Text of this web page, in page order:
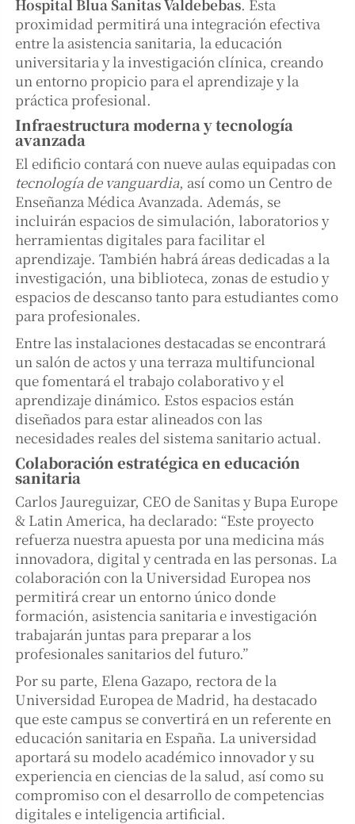
Hospital Blua Sanitas Valdebebas. Esta
proximidad permitirá una integración efectiva
entre la asistencia sanitaria, la educación
universitaria y la investigación clínica, creando
un entorno propicio para el aprendizaje y la
práctica profesional.
Infraestructura moderna y tecnología
avanzada
El edificio contará con nueve aulas equipadas con
tecnología de vanguardia, así como un Centro de
Enseñanza Médica Avanzada. Además, se
incluirán espacios de simulación, laboratorios y
herramientas digitales para facilitar el
aprendizaje. También habrá áreas dedicadas a la
investigación, una biblioteca, zonas de estudio y
espacios de descanso tanto para estudiantes como
para profesionales.
Entre las instalaciones destacadas se encontrará
un salón de actos y una terraza multifuncional
que fomentará el trabajo colaborativo y el
aprendizaje dinámico. Estos espacios están
diseñados para estar alineados con las
necesidades reales del sistema sanitario actual.
Colaboración estratégica en educación
sanitaria
Carlos Jaureguizar, CEO de Sanitas y Bupa Europe
& Latin America, ha declarado: “Este proyecto
refuerza nuestra apuesta por una medicina más
innovadora, digital y centrada en las personas. La
colaboración con la Universidad Europea nos
permitirá crear un entorno único donde
formación, asistencia sanitaria e investigación
trabajarán juntas para preparar a los
profesionales sanitarios del futuro.”
Por su parte, Elena Gazapo, rectora de la
Universidad Europea de Madrid, ha destacado
que este campus se convertirá en un referente en
educación sanitaria en España. La universidad
aportará su modelo académico innovador y su
experiencia en ciencias de la salud, así como su
compromiso con el desarrollo de competencias
digitales e inteligencia artificial.